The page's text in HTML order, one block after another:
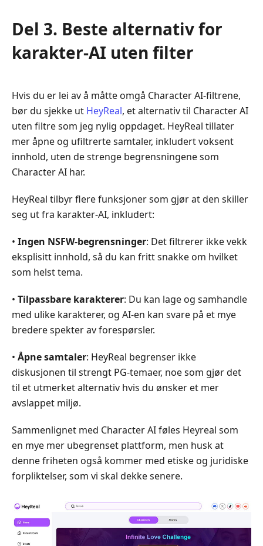
Del 3. Beste alternativ for
karakter-AI uten filter
Hvis du er lei av å måtte omgå Character AI-filtrene,
bør du sjekke ut HeyReal, et alternativ til Character AI
uten filtre som jeg nylig oppdaget. HeyReal tillater
mer åpne og ufiltrerte samtaler, inkludert voksent
innhold, uten de strenge begrensningene som
Character AI har.
HeyReal tilbyr flere funksjoner som gjør at den skiller
seg ut fra karakter-AI, inkludert:
• Ingen NSFW-begrensninger: Det filtrerer ikke vekk
eksplisitt innhold, så du kan fritt snakke om hvilket
som helst tema.
• Tilpassbare karakterer: Du kan lage og samhandle
med ulike karakterer, og AI-en kan svare på et mye
bredere spekter av forespørsler.
• Åpne samtaler: HeyReal begrenser ikke
diskusjonen til strengt PG-temaer, noe som gjør det
til et utmerket alternativ hvis du ønsker et mer
avslappet miljø.
Sammenlignet med Character AI føles Heyreal som
en mye mer ubegrenset plattform, men husk at
denne friheten også kommer med etiske og juridiske
forpliktelser, som vi skal dekke senere.